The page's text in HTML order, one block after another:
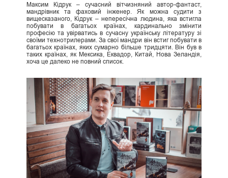
Максим Кідрук – сучасний вітчизняний автор-фантаст,
мандрівник та фаховий інженер. Як можна судити з
вищесказаного, Кідрук – непересічна людина, яка встигла
побувати в багатьох країнах, кардинально змінити
професію та увірватись в сучасну українську літературу зі
своїми технотрилерами. За свої мандри він встиг побувати в
багатьох країнах, яких сумарно більше тридцяти. Він був в
таких країнах, як Мексика, Еквадор, Китай, Нова Зеландія,
хоча це далеко не повний список.